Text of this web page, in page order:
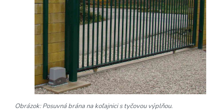
Obrázok: Posuvná brána na koľajnici s tyčovou výplňou.